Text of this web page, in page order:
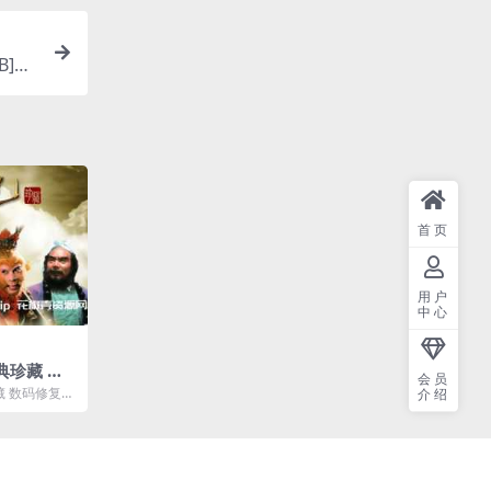
云
珍藏 数
167G
数码修复未
首页
用户
中心
会员
介绍